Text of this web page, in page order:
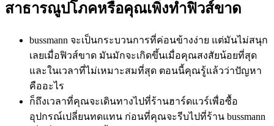
สาธารณูปโภคหรือคุณเพิ่งทำฟิวส์ขาด
bussmann จะเป็นกระบวนการที่ค่อนข้างง่าย แต่มันไม่สนุก
เลยเมื่อฟิวส์ขาด มันมักจะเกิดขึ้นเมื่อคุณสงสัยน้อยที่สุด
และในเวลาที่ไม่เหมาะสมที่สุด ตอนนี้คุณรู้แล้วว่าปัญหา
คืออะไร
ก็ถึงเวลาที่คุณจะเดินทางไปที่ร้านฮาร์ดแวร์เพื่อซื้อ
อุปกรณ์เปลี่ยนทดแทน ก่อนที่คุณจะรีบไปที่ร้าน bussmann